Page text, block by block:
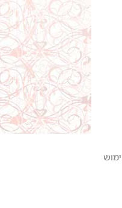
של 80:20 לשימוש